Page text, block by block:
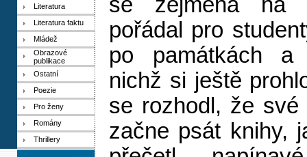
Literatura
Literatura faktu
Mládež
Obrazové
publikace
Ostatní
Poezie
Pro ženy
Romány
Thrillery
pořádal pro
po památkách a
nichž si ještě
se rozhodl, že
začne psát knihy,